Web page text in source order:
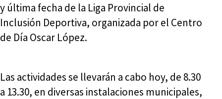
y última fecha de la Liga Provincial de
Inclusión Deportiva, organizada por el Centro
de Día Oscar López.
Las actividades se llevarán a cabo hoy, de 8.30
a 13.30, en diversas instalaciones municipales,